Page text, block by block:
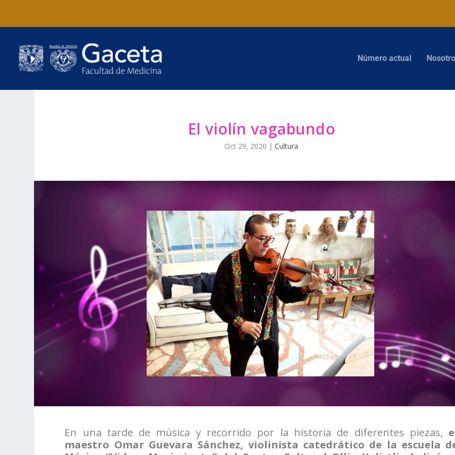
Número actual
El violín vagabundo
Oct 29, 2020 |Cultura
En una tarde de música y recorrido por la historia de diferentes piezas,
maestro Omar Guevara Sánchez, violinista catedrático de la escuela